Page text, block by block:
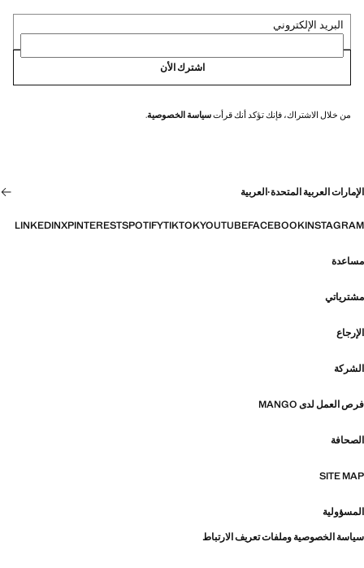
البريد الإلكتروني
اشترك الأن
من خلال الاشتراك، فإنك تؤكد أنك قرأتسياسة الخصوصية.
الإمارات العربية المتحدة·العربية
INSTAGRAM
FACEBOOK
YOUTUBE
TIKTOK
SPOTIFY
PINTEREST
X
LINKEDIN
مساعدة
مشترياتي
الإرجاع
الشركة
فرص العمل لدى MANGO
الصحافة
SITE MAP
المسؤولية
سياسة الخصوصية وملفات تعريف الارتباط